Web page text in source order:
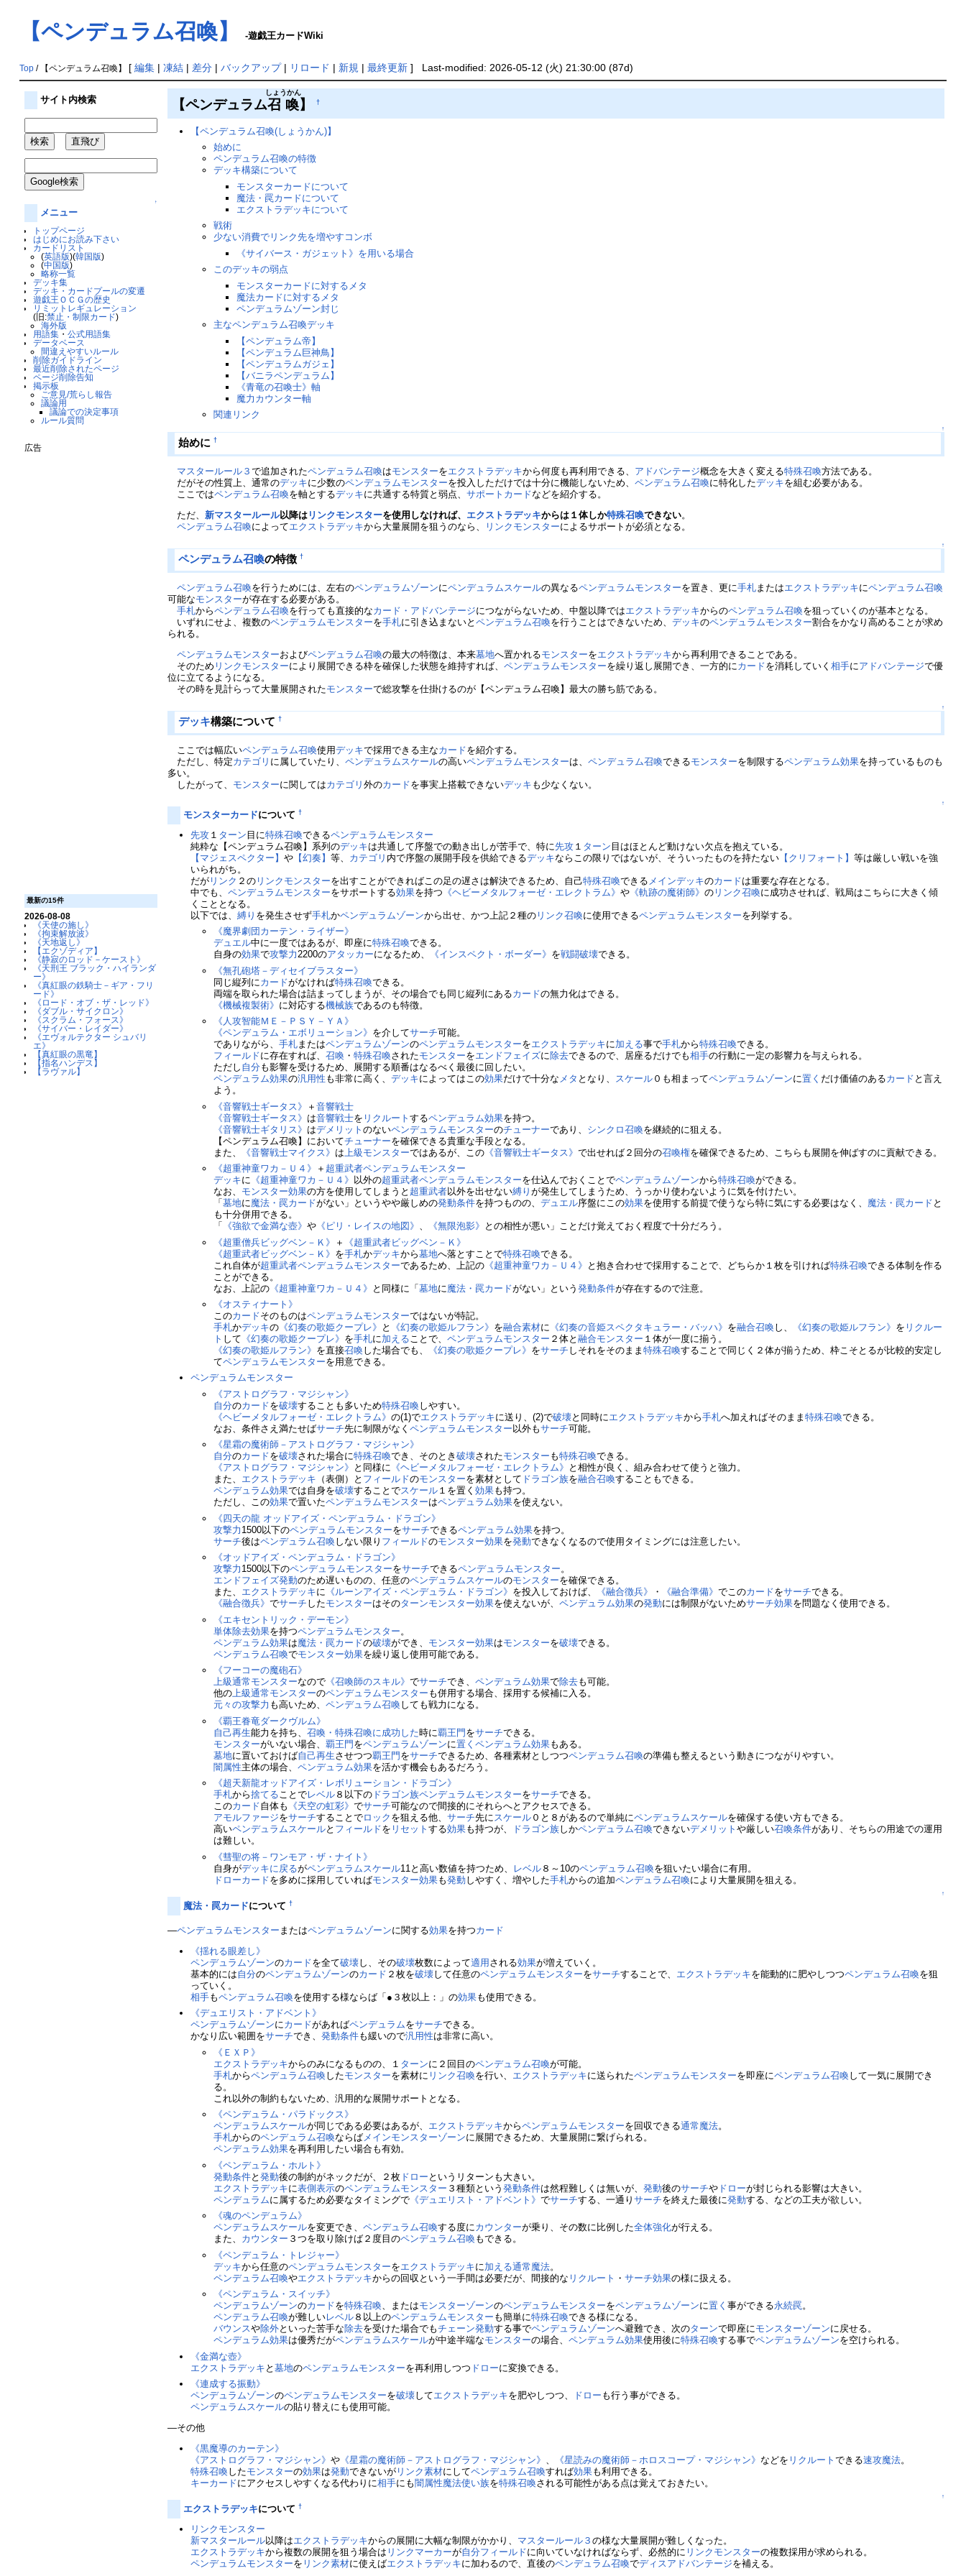
【ペンデュラム召喚】 -遊戯王カードWiki
Top/ 【ペンデュラム召喚】 [ 編集| 凍結| 差分| バックアップ| リロード | 新規 | 最終更新] Last-modified: 2026-05-12 (火) 21:30:00 (87d)
サイト内検索
↑
メニュー
トップページ
はじめにお読み下さい
カードリスト
(英語版)(韓国版)
(中国版)
略称一覧
デッキ集
デッキ・カードプールの変遷
遊戯王ＯＣＧの歴史
リミットレギュレーション
(旧:禁止・制限カード)
海外版
用語集・ 公式用語集
データベース
間違えやすいルール
削除ガイドライン
最近削除されたページ
ページ削除告知
掲示板
ご意見/荒らし報告
議論用
議論での決定事項
ルール質問
広告
最新の15件
2026-08-08
《天使の施し》
《拘束解放波》
《天地返し》
【エクゾディア】
《静寂のロッド－ケースト》
《天刑王 ブラック・ハイランダ
ー》
《真紅眼の鉄騎士－ギア・フリ
ード》
《ロード・オブ・ザ・レッド》
《ダブル・サイクロン》
《スクラム・フォース》
《サイバー・レイダー》
《エヴォルテクター シュバリ
エ》
【真紅眼の黒竜】
【指名ハンデス】
【ラヴァル】
【ペンデュラム召喚
しょうかん
】†
【ペンデュラム召喚(しょうかん)】
始めに
ペンデュラム召喚の特徴
デッキ構築について
モンスターカードについて
魔法・罠カードについて
エクストラデッキについて
戦術
少ない消費でリンク先を増やすコンボ
《サイバース・ガジェット》を用いる場合
このデッキの弱点
モンスターカードに対するメタ
魔法カードに対するメタ
ペンデュラムゾーン封じ
主なペンデュラム召喚デッキ
【ペンデュラム帝】
【ペンデュラム巨神鳥】
【ペンデュラムガジェ】
【バニラペンデュラム】
《青竜の召喚士》軸
魔力カウンター軸
関連リンク
↑
始めに †
マスタールール３で追加されたペンデュラム召喚はモンスターをエクストラデッキから何度も再利用できる、 アドバンテージ概念を大きく変える特殊召喚方法である。
だがその性質上、通常のデッキに少数のペンデュラムモンスターを投入しただけでは十分に機能しないため、ペンデュラム召喚に特化したデッキを組む必要がある。
ここではペンデュラム召喚を軸とするデッキに共通する特質と弱点、サポートカードなどを紹介する。
ただ、新マスタールール以降は リンクモンスターを使用しなければ、 エクストラデッキからは１体しか特殊召喚できない。
ペンデュラム召喚によってエクストラデッキから大量展開を狙うのなら、 リンクモンスターによるサポートが必須となる。
↑
ペンデュラム召喚の特徴 †
ペンデュラム召喚を行うためには、左右のペンデュラムゾーンにペンデュラムスケールの異なるペンデュラムモンスターを置き、更に手札 またはエクストラデッキにペンデュラム召喚
可能なモンスターが存在する必要がある。
手札からペンデュラム召喚を行っても直接的なカード・アドバンテージにつながらないため、中盤以降ではエクストラデッキからのペンデュラム召喚を狙っていくのが基本となる。
いずれにせよ、複数のペンデュラムモンスターを手札に引き込まないとペンデュラム召喚を行うことはできないため、デッキのペンデュラムモンスター割合をかなり高めることが求め
られる。
ペンデュラムモンスターおよびペンデュラム召喚の最大の特徴は、本来墓地へ置かれるモンスターをエクストラデッキから再利用できることである。
そのため リンクモンスターにより展開できる枠を確保した状態を維持すれば、ペンデュラムモンスターを繰り返し展開でき、一方的にカードを消耗していく相手にアドバンテージで優
位に立てるようになる。
その時を見計らって大量展開されたモンスターで総攻撃を仕掛けるのが【ペンデュラム召喚】最大の勝ち筋である。
↑
デッキ構築について †
ここでは幅広いペンデュラム召喚使用デッキで採用できる主なカードを紹介する。
ただし、特定カテゴリ に属していたり、ペンデュラムスケールの高いペンデュラムモンスターは、ペンデュラム召喚できるモンスターを制限するペンデュラム効果を持っているものも
多い。
したがって、 モンスターに関してはカテゴリ外のカードを事実上搭載できないデッキ も少なくない。
↑
モンスターカードについて†
先攻 １ ターン目に特殊召喚できるペンデュラムモンスター
純粋な【ペンデュラム召喚】系列のデッキは共通して序盤での動き出しが苦手で、特に先攻 １ ターン目はほとんど動けない欠点を抱えている。
【マジェスペクター】や 【幻奏】等、 カテゴリ 内で序盤の展開手段を供給できるデッキならこの限りではないが、そういったものを持たない 【クリフォート】等は厳しい戦いを強
いられがち。
だが リンク ２の リンクモンスターを出すことができればこの足の遅さは解決できるため、自己特殊召喚できる メインデッキのカードは重要な存在となる。
中でも、ペンデュラムモンスターをサポートする効果を持つ 《ヘビーメタルフォーゼ・エレクトラム》や 《軌跡の魔術師》の リンク召喚に成功させれば、戦局はこちらに大きく傾
くこととなる。
以下では、縛り を発生させず手札かペンデュラムゾーンから出せ、かつ上記２種の リンク召喚に使用できるペンデュラムモンスターを列挙する。
《魔界劇団カーテン・ライザー》
デュエル中に一度ではあるが、即座に特殊召喚できる。
自身の効果で攻撃力2200のアタッカーになるため、 《インスペクト・ボーダー》 を戦闘破壊できる。
《無孔砲塔－ディセイブラスター》
同じ縦列にカードがなければ特殊召喚できる。
両端を取られた場合は詰まってしまうが、その場合でも同じ縦列にあるカードの無力化はできる。
《機械複製術》 に対応する機械族であるのも特徴。
《人攻智能ＭＥ－ＰＳＹ－ＹＡ》
《ペンデュラム・エボリューション》 を介してサーチ可能。
でありながら、手札またはペンデュラムゾーンのペンデュラムモンスターをエクストラデッキに加える事で手札から特殊召喚できる。
フィールドに存在すれば、召喚 ・特殊召喚されたモンスターをエンドフェイズに除去できるので、居座るだけでも相手の行動に一定の影響力を与えられる。
ただし 自分も影響を受けるため、展開する順番はなるべく最後に回したい。
ペンデュラム効果の汎用性 も非常に高く、デッキによってはこの効果だけで十分な メタ となり、 スケール ０も相まってペンデュラムゾーンに置く だけ価値のあるカード と言え
よう。
《音響戦士ギータス》
＋音響戦士
《音響戦士ギータス》 は音響戦士を リクルートするペンデュラム効果を持つ。
《音響戦士ギタリス》 はデメリットのないペンデュラムモンスターのチューナーであり、 シンクロ召喚を継続的に狙える。
【ペンデュラム召喚】においてチューナーを確保できる貴重な手段となる。
また、
《音響戦士マイクス》 は 上級モンスターではあるが、この 《音響戦士ギータス》で出せれば２回分の召喚権を確保できるため、こちらも展開を伸ばすのに貢献できる。
《超重神童ワカ－Ｕ４》
＋ 超重武者ペンデュラムモンスター
デッキに 《超重神童ワカ－Ｕ４》 以外の超重武者ペンデュラムモンスターを仕込んでおくことでペンデュラムゾーンから特殊召喚ができる。
なお、 モンスター効果の方を使用してしまうと 超重武者以外を出せない縛りが発生してしまうため、うっかり使わないように気を付けたい。
「墓地に魔法・罠カードがない」というやや厳しめの発動条件を持つものの、デュエル序盤にこの効果を使用する前提で使うなら特に気にする必要はなく、 魔法・罠カード と
も十分併用できる。
「
《強欲で金満な壺》や 《ピリ・レイスの地図》 、 《無限泡影》 との相性が悪い」ことだけ覚えておく程度で十分だろう。
《超重僧兵ビッグベン－Ｋ》
＋
《超重武者ビッグベン－Ｋ》
《超重武者ビッグベン－Ｋ》 を手札かデッキから墓地へ落とすことで特殊召喚できる。
これ自体が超重武者ペンデュラムモンスターであるため、上記の 《超重神童ワカ－Ｕ４》 と抱き合わせで採用することで、どちらか１枚を引ければ特殊召喚できる体制を作る
ことができる。
なお、上記の 《超重神童ワカ－Ｕ４》 と同様に「墓地に魔法・罠カードがない」という発動条件が存在するので注意。
《オスティナート》
このカードそのものはペンデュラムモンスターではないが特記。
手札かデッキの 《幻奏の歌姫クープレ》 と 《幻奏の歌姫ルフラン》 を融合素材に 《幻奏の音姫スペクタキュラー・バッハ》 を融合召喚 し、 《幻奏の歌姫ルフラン》 を リクルー
ト して 《幻奏の歌姫クープレ》 を手札に加えることで、ペンデュラムモンスター ２体と融合モンスター １体が一度に揃う。
《幻奏の歌姫ルフラン》 を直接召喚 した場合でも、 《幻奏の歌姫クープレ》 をサーチ しそれをそのまま特殊召喚することで同じく２体が揃うため、枠こそとるが比較的安定し
てペンデュラムモンスターを用意できる。
ペンデュラムモンスター
《アストログラフ・マジシャン》
自分のカードを破壊することも多いため特殊召喚 しやすい。
《ヘビーメタルフォーゼ・エレクトラム》の(1)でエクストラデッキに送り、(2)で破壊と同時にエクストラデッキから手札へ加えればそのまま特殊召喚できる。
なお、条件さえ満たせばサーチ先に制限がなくペンデュラムモンスター 以外もサーチ可能。
《星霜の魔術師－アストログラフ・マジシャン》
自分のカードを破壊された場合に特殊召喚でき、そのとき破壊されたモンスター も特殊召喚できる。
《アストログラフ・マジシャン》 と同様に 《ヘビーメタルフォーゼ・エレクトラム》 と相性が良く、組み合わせて使うと強力。
また、 エクストラデッキ （表側）と フィールドのモンスターを素材として ドラゴン族を融合召喚することもできる。
ペンデュラム効果では自身を破壊することでスケール １を置く効果も持つ。
ただし、この効果で置いたペンデュラムモンスターはペンデュラム効果を使えない。
《四天の龍 オッドアイズ・ペンデュラム・ドラゴン》
攻撃力 1500以下のペンデュラムモンスターをサーチできるペンデュラム効果を持つ。
サーチ後はペンデュラム召喚 しない限り フィールドのモンスター効果を発動できなくなるので使用タイミングには注意したい。
《オッドアイズ・ペンデュラム・ドラゴン》
攻撃力 1500以下のペンデュラムモンスターをサーチできるペンデュラムモンスター。
エンドフェイズ発動のため遅いものの、任意のペンデュラムスケールのモンスターを確保できる。
また、 エクストラデッキに 《ルーンアイズ・ペンデュラム・ドラゴン》 を投入しておけば、 《融合徴兵》 ・ 《融合準備》でこのカードをサーチできる。
《融合徴兵》でサーチ したモンスターはそのターンモンスター効果を使えないが、ペンデュラム効果の発動には制限がないためサーチ効果を問題なく使用できる。
《エキセントリック・デーモン》
単体除去効果を持つペンデュラムモンスター 。
ペンデュラム効果は魔法・罠カードの破壊ができ、 モンスター効果はモンスターを破壊できる。
ペンデュラム召喚でモンスター効果を繰り返し使用可能である。
《フーコーの魔砲石》
上級通常モンスターなので 《召喚師のスキル》でサーチでき、ペンデュラム効果で除去も可能。
他の上級通常モンスターのペンデュラムモンスター も併用する場合、採用する候補に入る。
元々の攻撃力 も高いため、ペンデュラム召喚 しても戦力になる。
《覇王眷竜ダークヴルム》
自己再生能力を持ち、召喚・特殊召喚に成功した時に覇王門 をサーチできる。
モンスターがいない場合、覇王門 をペンデュラムゾーンに置くペンデュラム効果もある。
墓地に置いておけば自己再生させつつ覇王門 をサーチできるため、各種素材としつつペンデュラム召喚の準備も整えるという動きにつながりやすい。
闇属性主体の場合、ペンデュラム効果を活かす機会もあるだろう。
《超天新龍オッドアイズ・レボリューション・ドラゴン》
手札から捨てることでレベル ８以下の ドラゴン族ペンデュラムモンスターをサーチできる。
このカード自体も 《天空の虹彩》でサーチ可能なので間接的にそれらへとアクセスできる。
アモルファージをサーチすることでロック を狙える他、サーチ先にスケール ０と８があるので単純にペンデュラムスケールを確保する使い方もできる。
高いペンデュラムスケールと フィールドを リセットする効果も持つが、 ドラゴン族しかペンデュラム召喚できないデメリットや厳しい召喚条件があり、そちらの用途での運用
は難しい。
《彗聖の将－ワンモア・ザ・ナイト》
自身がデッキに戻るがペンデュラムスケール11と高い数値を持つため、 レベル ８～10のペンデュラム召喚を狙いたい場合に有用。
ドローカードを多めに採用していればモンスター効果も発動しやすく、増やした手札からの追加ペンデュラム召喚により大量展開を狙える。
↑
魔法・罠カードについて†
―ペンデュラムモンスター またはペンデュラムゾーンに関する効果を持つカード
《揺れる眼差し》
ペンデュラムゾーンのカードを全て破壊し、その破壊枚数によって適用 される効果が増えていく。
基本的には自分のペンデュラムゾーンのカード ２枚を破壊して任意のペンデュラムモンスターをサーチすることで、 エクストラデッキを能動的に肥やしつつペンデュラム召喚を狙
っていく。
相手もペンデュラム召喚を使用する様ならば「●３枚以上：」の効果も使用できる。
《デュエリスト・アドベント》
ペンデュラムゾーンにカードがあればペンデュラムをサーチできる。
かなり広い範囲をサーチでき、発動条件も緩いので汎用性は非常に高い。
《ＥＸＰ》
エクストラデッキからのみになるものの、１ ターンに２回目のペンデュラム召喚が可能。
手札からペンデュラム召喚 したモンスターを素材に リンク召喚を行い、 エクストラデッキに送られたペンデュラムモンスターを即座にペンデュラム召喚 して一気に展開でき
る。
これ以外の制約もないため、汎用的な展開サポートとなる。
《ペンデュラム・パラドックス》
ペンデュラムスケールが同じである必要はあるが、 エクストラデッキからペンデュラムモンスターを回収できる通常魔法。
手札からのペンデュラム召喚ならばメインモンスターゾーンに展開できるため、大量展開に繋げられる。
ペンデュラム効果を再利用したい場合も有効。
《ペンデュラム・ホルト》
発動条件と発動後の制約がネックだが、２枚 ドロー というリターンも大きい。
エクストラデッキに表側表示のペンデュラムモンスター ３種類という発動条件は然程難しくは無いが、発動後のサーチや ドローが封じられる影響は大きい。
ペンデュラムに属するため必要なタイミングで 《デュエリスト・アドベント》でサーチする、一通りサーチを終えた最後に発動する、などの工夫が欲しい。
《魂のペンデュラム》
ペンデュラムスケールを変更でき、ペンデュラム召喚する度にカウンターが乗り、その数に比例した全体強化が行える。
また、 カウンター ３つを取り除けば２度目のペンデュラム召喚 もできる。
《ペンデュラム・トレジャー》
デッキから任意のペンデュラムモンスターをエクストラデッキに加える通常魔法。
ペンデュラム召喚やエクストラデッキからの回収という一手間は必要だが、間接的な リクルート ・サーチ効果の様に扱える。
《ペンデュラム・スイッチ》
ペンデュラムゾーンのカードを特殊召喚、またはモンスターゾーンのペンデュラムモンスターをペンデュラムゾーンに置く事ができる永続罠。
ペンデュラム召喚が難しいレベル ８以上のペンデュラムモンスター も簡単に特殊召喚できる様になる。
バウンスや除外といった苦手な除去を受けた場合でもチェーン発動する事でペンデュラムゾーンへ避難でき、次のターンで即座にモンスターゾーンに戻せる。
ペンデュラム効果は優秀だがペンデュラムスケールが中途半端なモンスターの場合、ペンデュラム効果使用後に特殊召喚する事でペンデュラムゾーンを空けられる。
《金満な壺》
エクストラデッキ と墓地のペンデュラムモンスターを再利用しつつ ドローに変換できる。
《連成する振動》
ペンデュラムゾーンのペンデュラムモンスターを破壊してエクストラデッキを肥やしつつ、 ドロー も行う事ができる。
ペンデュラムスケールの貼り替えにも使用可能。
―その他
《黒魔導のカーテン》
《アストログラフ・マジシャン》や 《星霜の魔術師－アストログラフ・マジシャン》 《星読みの魔術師－ホロスコープ・マジシャン》などを リクルートできる速攻魔法。
特殊召喚 したモンスターの効果は発動できないが リンク素材にしてペンデュラム召喚すれば効果も利用できる。
キーカードにアクセスしやすくなる代わりに相手にも 闇属性魔法使い族を特殊召喚される可能性がある点は覚えておきたい。
↑
エクストラデッキについて†
リンクモンスター
新マスタールール以降はエクストラデッキからの展開に大幅な制限がかかり、 マスタールール３の様な大量展開が難しくなった。
エクストラデッキから複数の展開を狙う場合は リンクマーカーが自分フィールドに向いていなければならず、必然的に リンクモンスターの複数採用が求められる。
ペンデュラムモンスターを リンク素材に使えばエクストラデッキに加わるので、直後のペンデュラム召喚でディスアドバンテージを補える。